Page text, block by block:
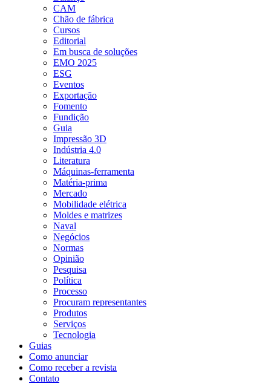
CAM
Chão de fábrica
Cursos
Editorial
Em busca de soluções
EMO 2025
ESG
Eventos
Exportação
Fomento
Fundição
Guia
Impressão 3D
Indústria 4.0
Literatura
Máquinas-ferramenta
Matéria-prima
Mercado
Mobilidade elétrica
Moldes e matrizes
Naval
Negócios
Normas
Opinião
Pesquisa
Política
Processo
Procuram representantes
Produtos
Serviços
Tecnologia
Guias
Como anunciar
Como receber a revista
Contato